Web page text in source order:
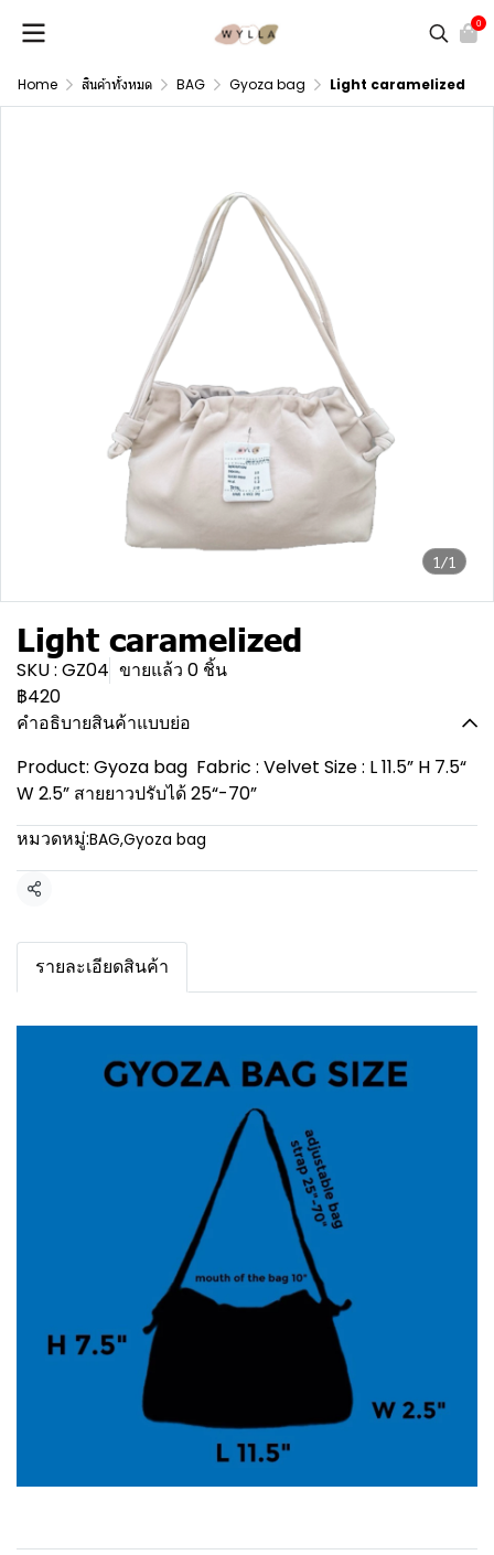
0
Home สินค้าทั้งหมด BAG Gyoza bag Light caramelized
1/1
Light caramelized
SKU : GZ04 ขายแล้ว 0 ชิ้น
฿420
คำอธิบายสินค้าแบบย่อ
Product: Gyoza bag Fabric : Velvet Size : L 11.5” H 7.5“
W 2.5” สายยาวปรับได้ 25“-70”
หมวดหมู่:BAG,Gyoza bag
แชร์
รายละเอียดสินค้า